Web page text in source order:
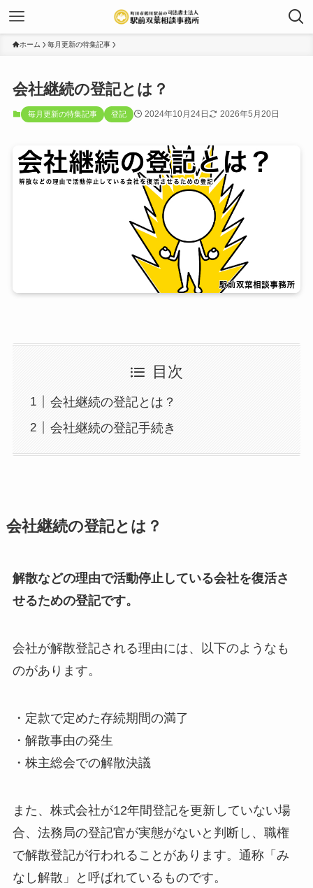
ホーム 毎月更新の特集記事
会社継続の登記とは？
毎月更新の特集記事 登記 2024年10月24日 2026年5月20日
目次
会社継続の登記とは？
会社継続の登記手続き
会社継続の登記とは？
解散などの理由で活動停止している会社を復活さ
せるための登記です。
会社が解散登記される理由には、以下のようなも
のがあります。
・定款で定めた存続期間の満了
・解散事由の発生
・株主総会での解散決議
また、株式会社が12年間登記を更新していない場
合、法務局の登記官が実態がないと判断し、職権
で解散登記が行われることがあります。通称「み
なし解散」と呼ばれているものです。